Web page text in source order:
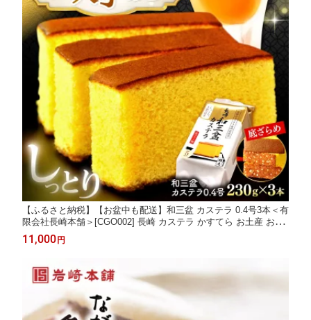
【ふるさと納税】【お盆中も配送】和三盆 カステラ 0.4号3本＜有
限会社長崎本舗＞[CGO002] 長崎 カステラ かすてら お土産 お菓
子 おやつ スイーツ カステラ 家庭用 小分け
11,000 円